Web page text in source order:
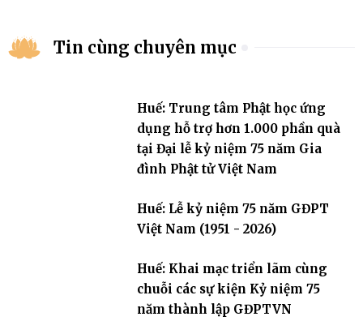
Tin cùng chuyên mục
Huế: Trung tâm Phật học ứng
dụng hỗ trợ hơn 1.000 phần quà
tại Đại lễ kỷ niệm 75 năm Gia
đình Phật tử Việt Nam
Huế: Lễ kỷ niệm 75 năm GĐPT
Việt Nam (1951 - 2026)
Huế: Khai mạc triển lãm cùng
chuỗi các sự kiện Kỷ niệm 75
năm thành lập GĐPTVN